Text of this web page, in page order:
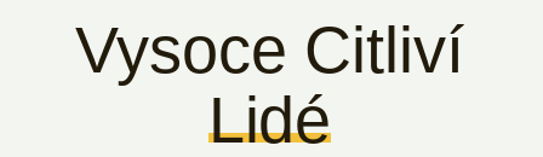
Vysoce Citliví
Lidé